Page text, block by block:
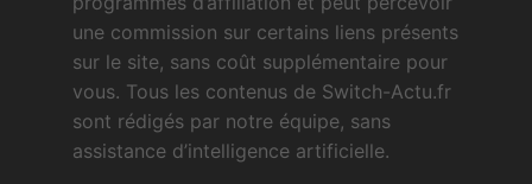
une commission sur certains liens présents
sur le site, sans coût supplémentaire pour
vous. Tous les contenus de Switch-Actu.fr
sont rédigés par notre équipe, sans
assistance d’intelligence artificielle.